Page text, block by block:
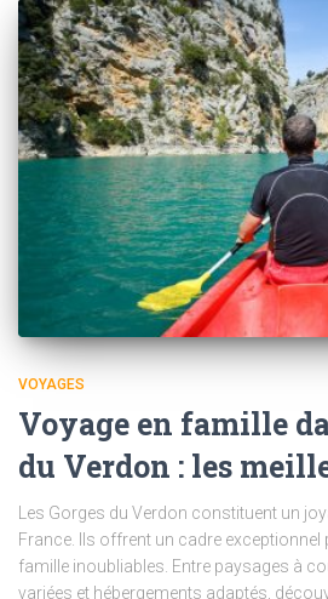
VOYAGES
Voyage en famille
du Verdon : les
Les Gorges du Verdon constituent un
France. Ils offrent un cadre
famille inoubliables. Entre paysages à
variées et hébergements adaptés,